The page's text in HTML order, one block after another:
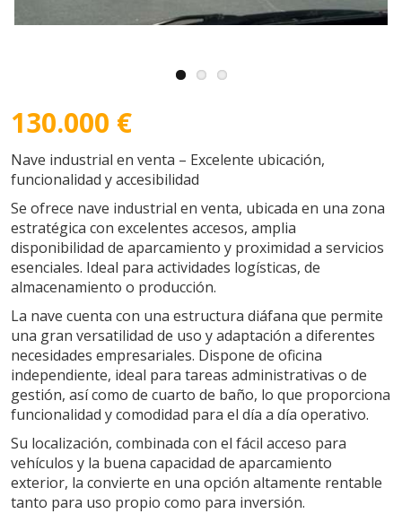
130.000 €
Nave industrial en venta – Excelente ubicación,
funcionalidad y accesibilidad
Se ofrece nave industrial en venta, ubicada en una zona
estratégica con excelentes accesos, amplia
disponibilidad de aparcamiento y proximidad a servicios
esenciales. Ideal para actividades logísticas, de
almacenamiento o producción.
La nave cuenta con una estructura diáfana que permite
una gran versatilidad de uso y adaptación a diferentes
necesidades empresariales. Dispone de oficina
independiente, ideal para tareas administrativas o de
gestión, así como de cuarto de baño, lo que proporciona
funcionalidad y comodidad para el día a día operativo.
Su localización, combinada con el fácil acceso para
vehículos y la buena capacidad de aparcamiento
exterior, la convierte en una opción altamente rentable
tanto para uso propio como para inversión.